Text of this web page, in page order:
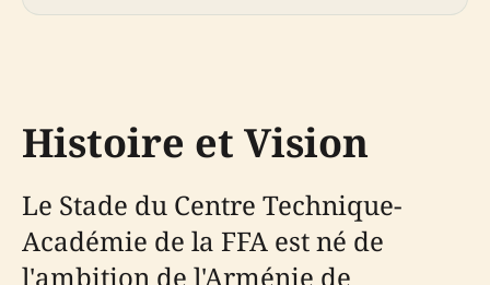
Histoire et Vision
Le Stade du Centre Technique-
Académie de la FFA est né de
l'ambition de l'Arménie de